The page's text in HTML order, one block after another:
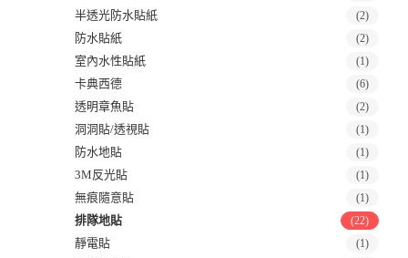
半透光防水貼紙 (2)
防水貼紙 (2)
室內水性貼紙 (1)
卡典西德 (6)
透明章魚貼 (2)
洞洞貼/透視貼 (1)
防水地貼 (1)
3M反光貼 (1)
無痕隨意貼 (1)
排隊地貼 (22)
靜電貼 (1)